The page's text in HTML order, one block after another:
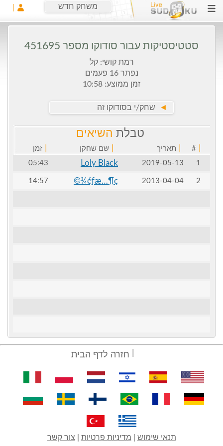
משחק חדש
סטטיסטיקות עבור סודוקו מספר 451695
רמת קושי: קל
נפתר 16 פעמים
זמן ממוצע: 10:58
►שחק/י בסודוקו זה
טבלת השיאים
# תאריך שם שחקן
זמן
1
2019-05-13
Loly Black
05:43
2
2013-04-04
éƒ­æ…¶ç¾©
14:57
חזרה לדף הבית
תנאי שימוש| מדיניות פרטיות| צור קשר